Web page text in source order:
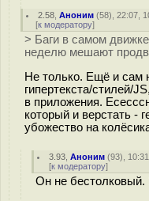
2.58 ,Аноним (58), 22:07,
[к модератору]
> Баги в самом
неделю мешают
Не только. Ещё и сам
гипертекста/стилей/
в приложения.
который и верстать -
убожество на
3.93 ,Аноним (93),
[к модератору]
Он не бестолковый.